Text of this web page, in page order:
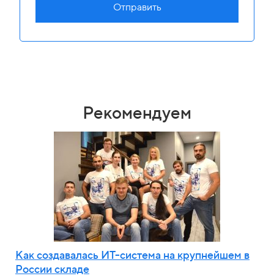
Отправить
Рекомендуем
Как создавалась ИТ-система на крупнейшем в
России складе